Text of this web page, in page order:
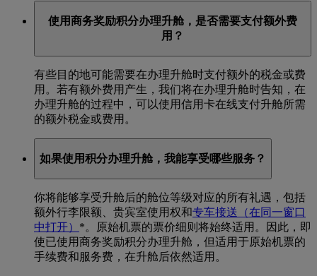
使用商务奖励积分办理升舱，是否需要支付额外费
用？
有些目的地可能需要在办理升舱时支付额外的税金或费
用。若有额外费用产生，我们将在办理升舱时告知，在
办理升舱的过程中，可以使用信用卡在线支付升舱所需
的额外税金或费用。
如果使用积分办理升舱，我能享受哪些服务？
你将能够享受升舱后的舱位等级对应的所有礼遇，包括
额外行李限额、贵宾室使用权和专车接送
（在同一窗口
中打开） *。原始机票的票价细则将始终适用。因此，即
使已使用商务奖励积分办理升舱，但适用于原始机票的
手续费和服务费，在升舱后依然适用。